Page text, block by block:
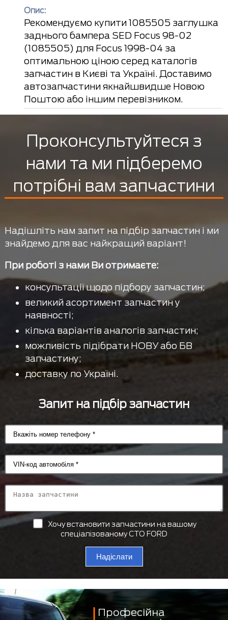
Опис:
Рекомендуємо купити 1085505 заглушка
заднього бампера SED Focus 98-02
(1085505) для Focus 1998-04 за
оптимальною ціною серед каталогів
запчастин в Києві та Україні. Доставимо
автозапчастини якнайшвидше Новою
Поштою або іншим перевізником.
Проконсультуйтеся з
нами та ми підберемо
потрібні вам запчастини
Надішліть нам запит на підбір запчастин і ми
знайдемо для вас найкращий варіант!
При роботі з нами Ви отримаєте:
консультації щодо підбору запчастин;
великий асортимент запчастин у
наявності;
кілька варіантів аналогів запчастин;
можливість підібрати НОВУ або БВ
запчастину;
доставку по Україні.
Запит на підбір запчастин
Хочу встановити запчастини на вашому
спеціалізованому СТО FORD
Надіслати
Професійна